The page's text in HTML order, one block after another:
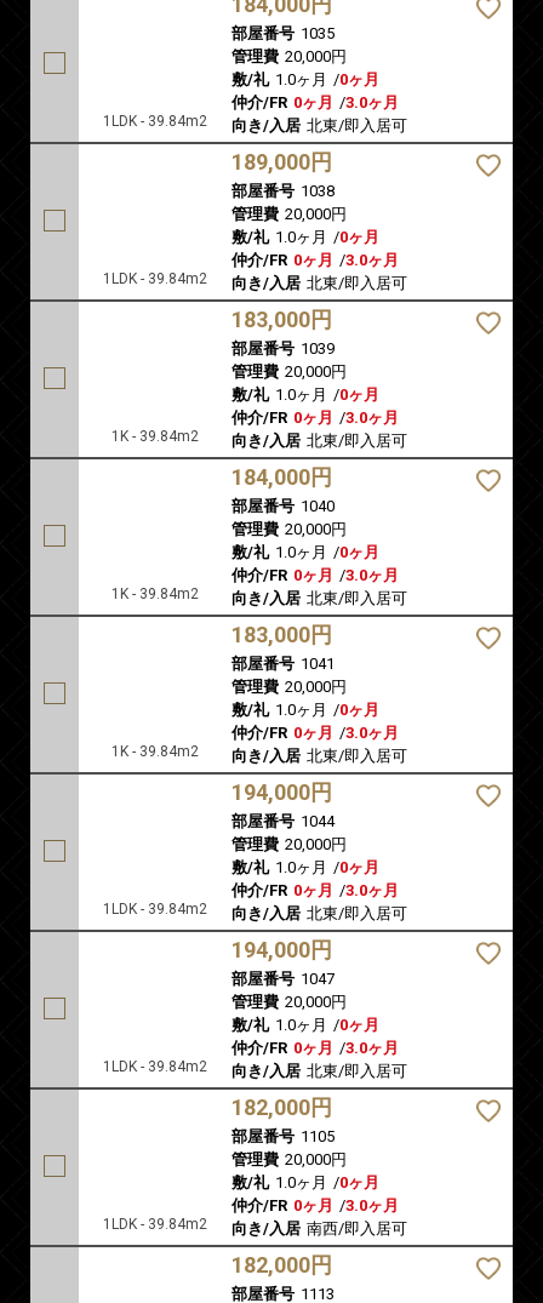
1LDK - 39.84m2
部屋番号 1035
管理費 20,000円
敷/礼 1.0ヶ月 /0ヶ月
仲介/FR 0ヶ月 /3.0ヶ月
向き/入居 北東/即入居可
1LDK - 39.84m2
189,000円
部屋番号 1038
管理費 20,000円
敷/礼 1.0ヶ月 /0ヶ月
仲介/FR 0ヶ月 /3.0ヶ月
向き/入居 北東/即入居可
1K - 39.84m2
183,000円
部屋番号 1039
管理費 20,000円
敷/礼 1.0ヶ月 /0ヶ月
仲介/FR 0ヶ月 /3.0ヶ月
向き/入居 北東/即入居可
1K - 39.84m2
184,000円
部屋番号 1040
管理費 20,000円
敷/礼 1.0ヶ月 /0ヶ月
仲介/FR 0ヶ月 /3.0ヶ月
向き/入居 北東/即入居可
1K - 39.84m2
183,000円
部屋番号 1041
管理費 20,000円
敷/礼 1.0ヶ月 /0ヶ月
仲介/FR 0ヶ月 /3.0ヶ月
向き/入居 北東/即入居可
1LDK - 39.84m2
194,000円
部屋番号 1044
管理費 20,000円
敷/礼 1.0ヶ月 /0ヶ月
仲介/FR 0ヶ月 /3.0ヶ月
向き/入居 北東/即入居可
1LDK - 39.84m2
194,000円
部屋番号 1047
管理費 20,000円
敷/礼 1.0ヶ月 /0ヶ月
仲介/FR 0ヶ月 /3.0ヶ月
向き/入居 北東/即入居可
1LDK - 39.84m2
182,000円
部屋番号 1105
管理費 20,000円
敷/礼 1.0ヶ月 /0ヶ月
仲介/FR 0ヶ月 /3.0ヶ月
向き/入居 南西/即入居可
182,000円
部屋番号 1113